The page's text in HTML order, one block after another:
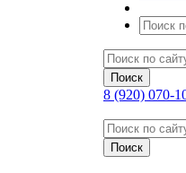
8 (920) 070-